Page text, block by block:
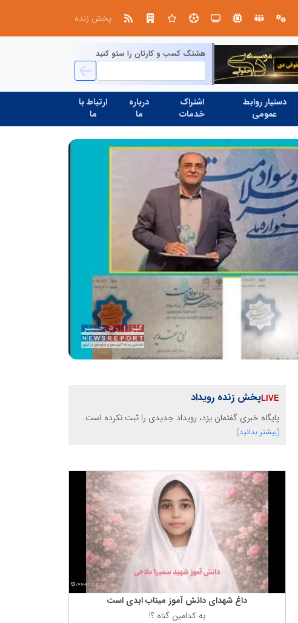
پخش زنده
هشتگ کسب و کارتان را سئو کنید
دستیار روابط
عمومی
اشتراک
خدمات
درباره
ما
ارتباط با
ما
پخش زنده رویداد
پایگاه خبری گفتمان یزد، رویداد جدیدی را ثبت نکرده است.
(بیشتر بدانید)
داغ شهدای دانش آموز میناب ابدی است
به كدامین گناه ؟!